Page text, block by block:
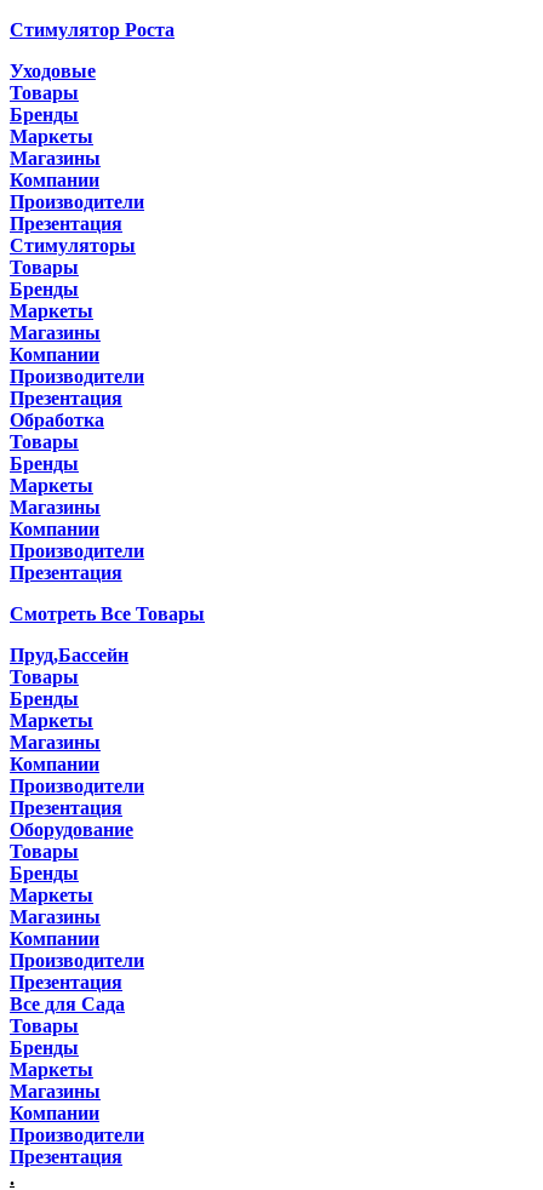
Стимулятор Роста
Уходовые
Товары
Бренды
Маркеты
Магазины
Компании
Производители
Презентация
Стимуляторы
Товары
Бренды
Маркеты
Магазины
Компании
Производители
Презентация
Обработка
Товары
Бренды
Маркеты
Магазины
Компании
Производители
Презентация
Смотреть Все Товары
Пруд,Бассейн
Товары
Бренды
Маркеты
Магазины
Компании
Производители
Презентация
Оборудование
Товары
Бренды
Маркеты
Магазины
Компании
Производители
Презентация
Все для Сада
Товары
Бренды
Маркеты
Магазины
Компании
Производители
Презентация
.